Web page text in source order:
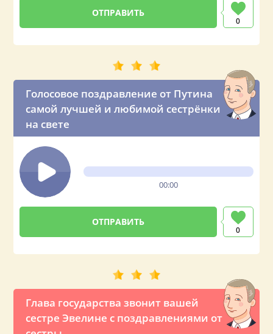
0
Голосовое поздравление от Путина
самой лучшей и любимой сестрёнки
на свете
00:00
0
Глава государства звонит вашей
сестре Эвелине с поздравлениями от